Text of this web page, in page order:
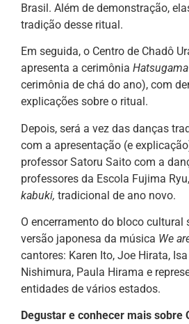
Brasil. Além de demonstração,
tradição desse ritual.
Em seguida, o Centro de Chadô
apresenta a cerimônia Hatsugama
cerimônia de chá do ano), com
explicações sobre o ritual.
Depois, será a vez das danças
com a apresentação (e
professor Satoru Saito com a
professores da Escola Fujima
kabuki, tradicional de ano novo.
O encerramento do bloco cultural
versão japonesa da música We
cantores: Karen Ito, Joe Hirata,
Nishimura, Paula Hirama e
entidades de vários estados.
Degustar e conhecer mais sobre